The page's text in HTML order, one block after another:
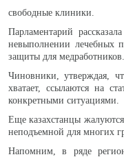
свободные клиники.
Парламентарий
невыполнении лечебных
защиты для медработников.
Чиновники, утверждая,
хватает, ссылаются на
конкретными ситуациями.
Еще казахстанцы
неподъемной для многих
Напомним, в ряде